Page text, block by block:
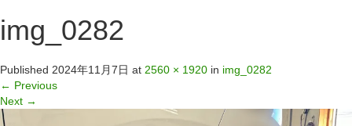
img_0282
Published 2024年11月7日 at 2560 × 1920 in img_0282
← Previous
Next →